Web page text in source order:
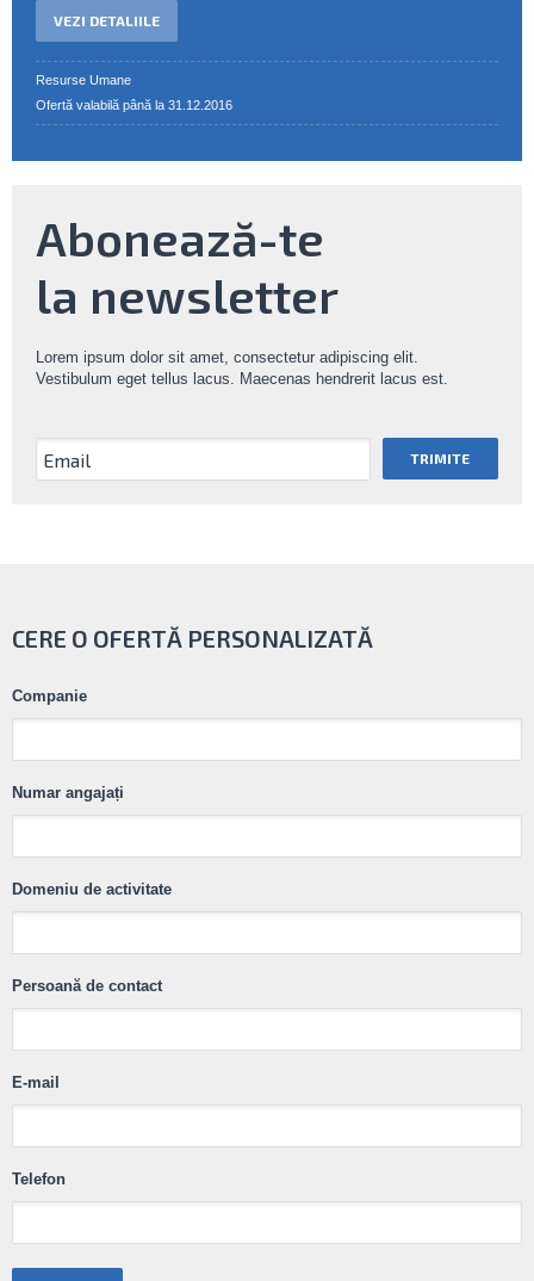
VEZI DETALIILE
Resurse Umane
Ofertă valabilă până la 31.12.2016
Abonează-te
la newsletter
Lorem ipsum dolor sit amet, consectetur adipiscing elit.
Vestibulum eget tellus lacus. Maecenas hendrerit lacus est.
CERE O OFERTĂ PERSONALIZATĂ
Companie
Numar angajați
Domeniu de activitate
Persoană de contact
E-mail
Telefon